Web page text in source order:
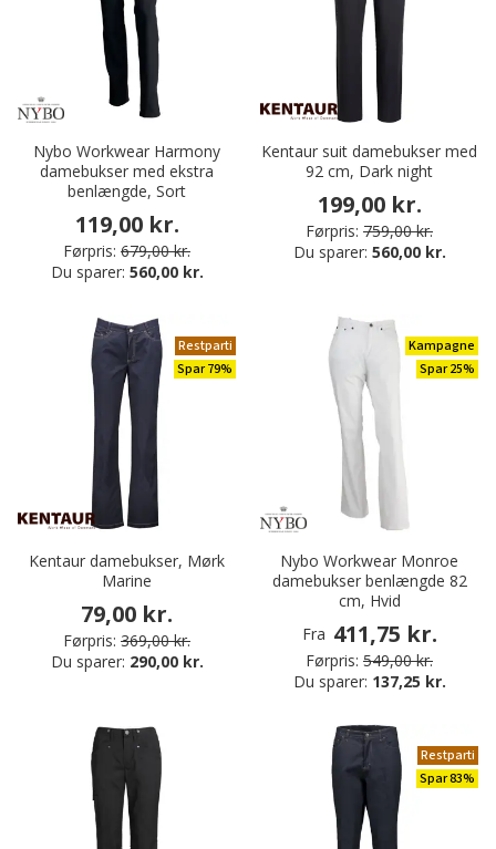
Nybo Workwear Harmony
damebukser med ekstra
benlængde, Sort
119,00 kr.
Førpris: 679,00 kr.
Du sparer: 560,00 kr.
Kentaur suit damebukser med
92 cm, Dark night
199,00 kr.
Førpris: 759,00 kr.
Du sparer: 560,00 kr.
Restparti
Spar 79%
Kentaur damebukser, Mørk
Marine
79,00 kr.
Førpris: 369,00 kr.
Du sparer: 290,00 kr.
Kampagne
Spar 25%
Nybo Workwear Monroe
damebukser benlængde 82
cm, Hvid
Fra 411,75 kr.
Førpris: 549,00 kr.
Du sparer: 137,25 kr.
Restparti
Spar 83%